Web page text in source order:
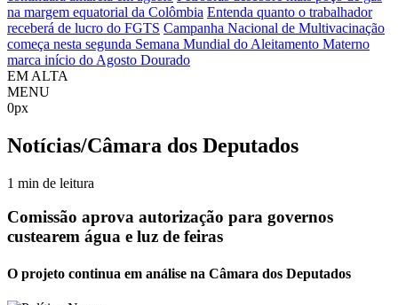
na margem equatorial da Colômbia Entenda quanto o trabalhador
receberá de lucro do FGTS Campanha Nacional de Multivacinação
começa nesta segunda Semana Mundial do Aleitamento Materno
marca início do Agosto Dourado
EM ALTA
MENU
0px
Notícias/Câmara dos Deputados
1 min de leitura
Comissão aprova autorização para governos
custearem água e luz de feiras
O projeto continua em análise na Câmara dos Deputados